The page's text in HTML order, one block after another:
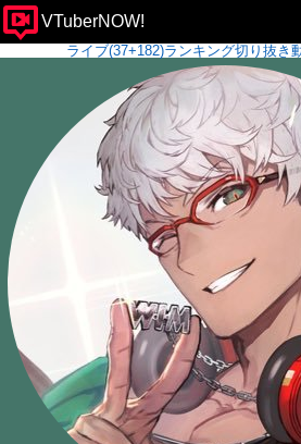
VTuberNOW!
ライブ(37+182)ランキング切り抜き